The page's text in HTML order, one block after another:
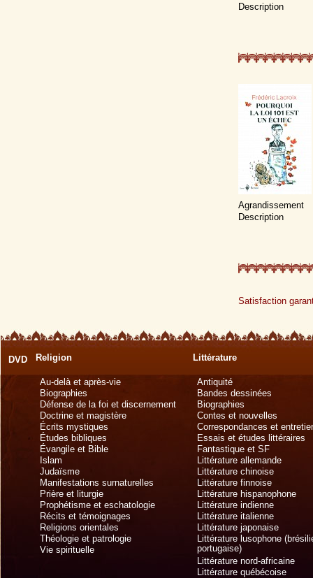
Description
Agrandissement
Description
Satisfaction
DVD Religion
Au-delà et après-vie
Biographies
Défense de la foi et discernement
Doctrine et magistère
Écrits mystiques
Études bibliques
Évangile et Bible
Islam
Judaïsme
Manifestations surnaturelles
Prière et liturgie
Prophétisme et eschatologie
Récits et témoignages
Religions orientales
Théologie et patrologie
Vie spirituelle
Littérature
Antiquité
Bandes dessinées
Biographies
Contes et nouvelles
Correspondances et
Essais et études littéraires
Fantastique et SF
Littérature allemande
Littérature chinoise
Littérature finnoise
Littérature hispanophone
Littérature indienne
Littérature italienne
Littérature japonaise
Littérature lusophone
portugaise)
Littérature nord-africaine
Littérature québécoise